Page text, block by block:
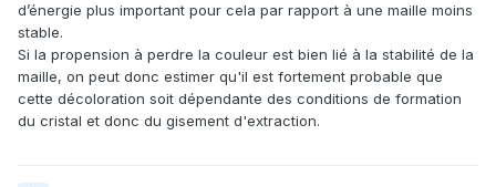
d’énergie plus important pour cela par rapport à une maille moins
stable.
Si la propension à perdre la couleur est bien lié à la stabilité de la
maille, on peut donc estimer qu'il est fortement probable que
cette décoloration soit dépendante des conditions de formation
du cristal et donc du gisement d'extraction.